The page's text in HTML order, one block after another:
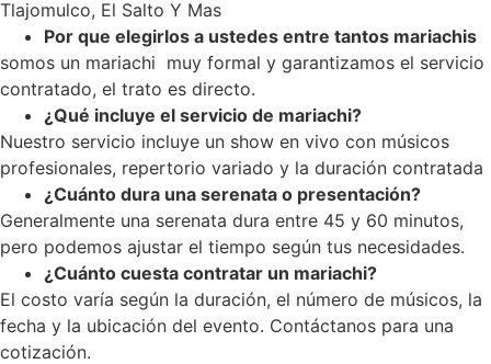
Tlajomulco, El Salto Y Mas
Por que elegirlos a ustedes entre tantos mariachis
somos un mariachi muy formal y garantizamos el servicio
contratado, el trato es directo.
¿Qué incluye el servicio de mariachi?
Nuestro servicio incluye un show en vivo con músicos
profesionales, repertorio variado y la duración contratada
¿Cuánto dura una serenata o presentación?
Generalmente una serenata dura entre 45 y 60 minutos,
pero podemos ajustar el tiempo según tus necesidades.
¿Cuánto cuesta contratar un mariachi?
El costo varía según la duración, el número de músicos, la
fecha y la ubicación del evento. Contáctanos para una
cotización.